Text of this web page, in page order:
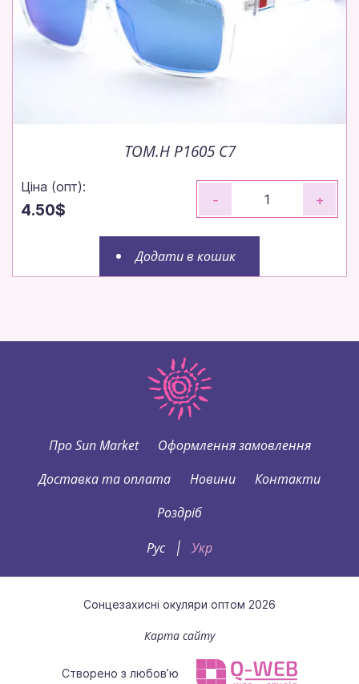
TOM.H P1605 C7
Ціна (опт):
4.50$
- +
Додати в кошик
Про Sun Market
Оформлення замовлення
Доставка та оплата
Новини
Контакти
Роздріб
Рус
| Укр
Сонцезахисні окуляри оптом 2026
Карта сайту
Створено з любов’ю